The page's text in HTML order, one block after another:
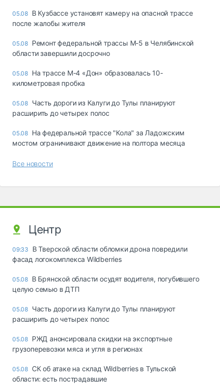
05.08 В Кузбассе установят камеру на опасной трассе
после жалобы жителя
05.08 Ремонт федеральной трассы М-5 в Челябинской
области завершили досрочно
05.08 На трассе М-4 «Дон» образовалась 10-
километровая пробка
05.08 Часть дороги из Калуги до Тулы планируют
расширить до четырех полос
05.08 На федеральной трассе "Кола" за Ладожским
мостом ограничивают движение на полтора месяца
Все новости
Центр
09:33
В Тверской области обломки дрона повредили
фасад логокомплекса Wildberries
05.08 В Брянской области осудят водителя, погубившего
целую семью в ДТП
05.08 Часть дороги из Калуги до Тулы планируют
расширить до четырех полос
05.08 РЖД анонсировала скидки на экспортные
грузоперевозки мяса и угля в регионах
05.08 СК об атаке на склад Wildberries в Тульской
области: есть пострадавшие